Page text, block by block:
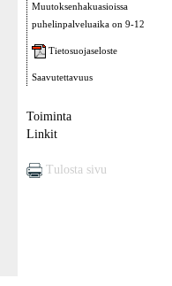
Muutoksenhakuasioissa
puhelinpalveluaika on 9-12
Tietosuojaseloste
Saavutettavuus
Toiminta
Linkit
Tulosta sivu